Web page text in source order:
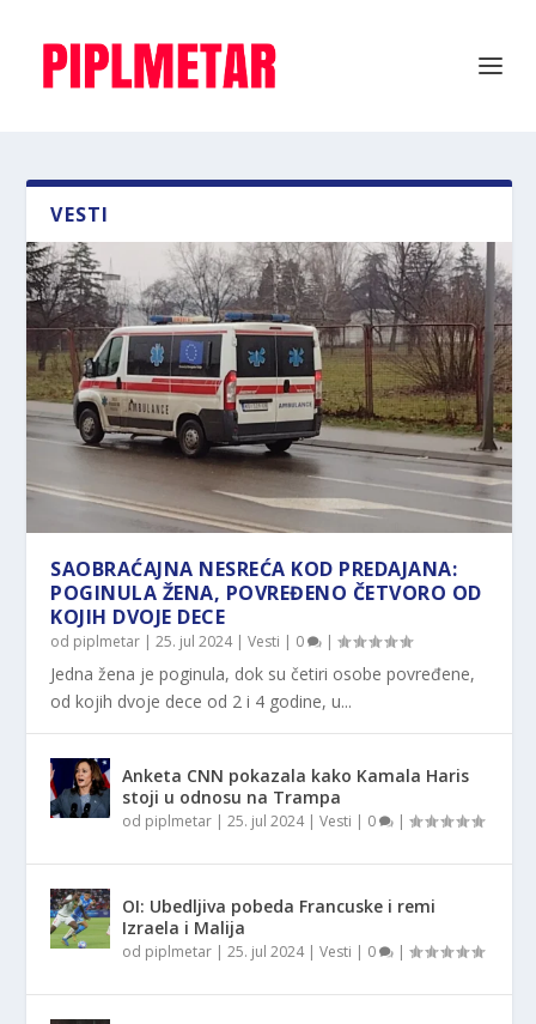
VESTI
SAOBRAĆAJNA NESREĆA KOD PREDAJANA:
POGINULA ŽENA, POVREĐENO ČETVORO OD
KOJIH DVOJE DECE
od piplmetar |25. jul 2024|Vesti | 0 |
Jedna žena je poginula, dok su četiri osobe povređene,
od kojih dvoje dece od 2 i 4 godine, u...
Anketa CNN pokazala kako Kamala Haris
stoji u odnosu na Trampa
od piplmetar |25. jul 2024|Vesti | 0 |
OI: Ubedljiva pobeda Francuske i remi
Izraela i Malija
od piplmetar |25. jul 2024|Vesti | 0 |